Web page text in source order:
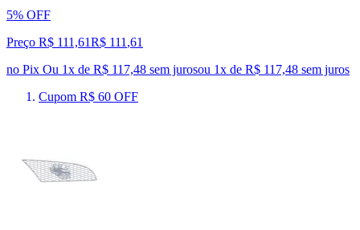
5% OFF
Preço R$ 111,61R$ 111 ,61
no Pix Ou 1x de R$ 117,48 sem jurosou 1x de R$ 117,48 sem juros
Cupom R$ 60 OFF